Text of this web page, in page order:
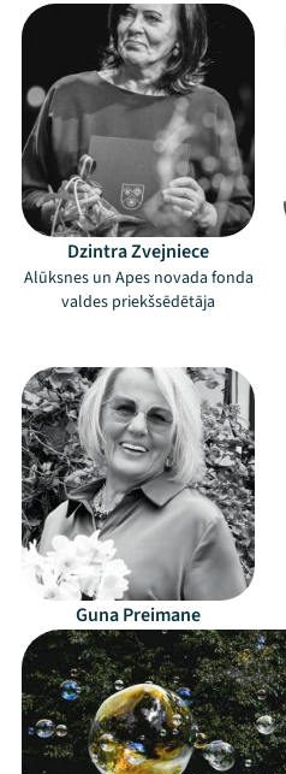
Mana
Arhīvs
Viņi bija
Ziedo
Dzintra Zvejniece
Alūksnes un Apes novada fonda
valdes priekšsēdētāja
Guna Preimane